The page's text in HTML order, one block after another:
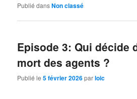
Publié dansNon classé
Episode 3: Qui décide
mort des agents ?
Publié le5 février 2026parloic